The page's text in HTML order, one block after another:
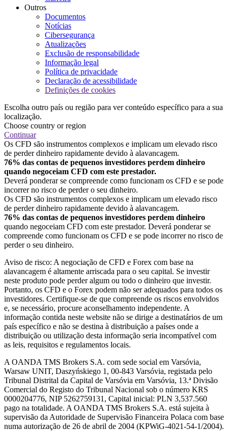
Outros
Documentos
Notícias
Cibersegurança
Atualizações
Exclusão de responsabilidade
Informação legal
Política de privacidade
Declaração de acessibilidade
Definições de cookies
Escolha outro país ou região para ver conteúdo específico para a sua
localização.
Choose country or region
Continuar
Os CFD são instrumentos complexos e implicam um elevado risco
de perder dinheiro rapidamente devido à alavancagem.
76% das contas de pequenos investidores perdem dinheiro
quando negoceiam CFD com este prestador.
Deverá ponderar se compreende como funcionam os CFD e se pode
incorrer no risco de perder o seu dinheiro.
Os CFD são instrumentos complexos e implicam um elevado risco
de perder dinheiro rapidamente devido à alavancagem.
76% das contas de pequenos investidores perdem dinheiro
quando negoceiam CFD com este prestador. Deverá ponderar se
compreende como funcionam os CFD e se pode incorrer no risco de
perder o seu dinheiro.
Aviso de risco: A negociação de CFD e Forex com base na
alavancagem é altamente arriscada para o seu capital. Se investir
neste produto pode perder algum ou todo o dinheiro que investir.
Portanto, os CFD e o Forex podem não ser adequados para todos os
investidores. Certifique-se de que compreende os riscos envolvidos
e, se necessário, procure aconselhamento independente. A
informação contida neste website não se dirige a destinatários de um
país específico e não se destina à distribuição a países onde a
distribuição ou utilização desta informação seria incompatível com
as leis, requisitos e regulamentos locais.
A OANDA TMS Brokers S.A. com sede social em Varsóvia,
Warsaw UNIT, Daszyńskiego 1, 00-843 Varsóvia, registada pelo
Tribunal Distrital da Capital de Varsóvia em Varsóvia, 13.ª Divisão
Comercial do Registo do Tribunal Nacional sob o número KRS
0000204776, NIP 5262759131, Capital inicial: PLN 3,537.560
pago na totalidade. A OANDA TMS Brokers S.A. está sujeita à
supervisão da Autoridade de Supervisão Financeira Polaca com base
numa autorização de 26 de abril de 2004 (KPWiG-4021-54-1/2004).